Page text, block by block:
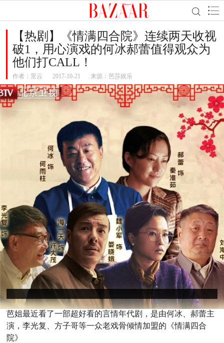
【热剧】《情满四合院》连续两天收视
破1，用心演戏的何冰郝蕾值得观众为
他们打CALL！
作者： 景云 2017-10-21 来源：芭莎娱乐
芭姐最近看了一部超好看的言情年代剧，是由何冰、郝蕾主
演，李光复、方子哥等一众老戏骨倾情加盟的《情满四合
院》